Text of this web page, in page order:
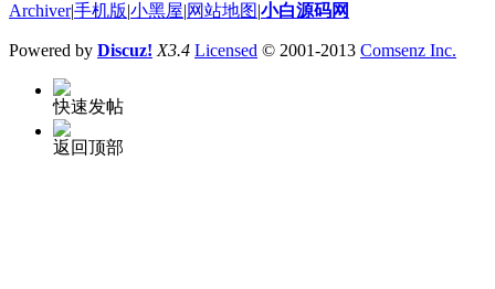
Archiver|手机版 小黑屋 网站地图 小白源码网
Powered by Discuz! X3.4 Licensed © 2001-2013 Comsenz Inc.
快速发帖
返回顶部